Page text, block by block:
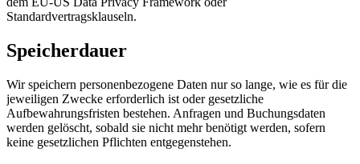
Standardvertragsklauseln.
Speicherdauer
Wir speichern personenbezogene Daten nur so lange, wie es für die
jeweiligen Zwecke erforderlich ist oder gesetzliche
Aufbewahrungsfristen bestehen. Anfragen und Buchungsdaten
werden gelöscht, sobald sie nicht mehr benötigt werden, sofern
keine gesetzlichen Pflichten entgegenstehen.